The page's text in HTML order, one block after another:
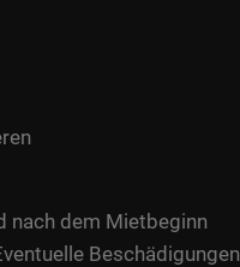
nach dem Mietbeginn
Beschädigungen